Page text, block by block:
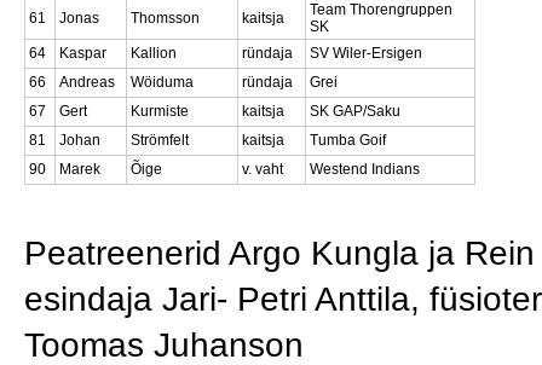
61 Jonas Thomsson kaitsja
Team Thorengruppen
SK
64
Kaspar Kallion ründaja
SV Wiler-Ersigen
66
Andreas Wöiduma ründaja
Grei
67
Gert Kurmiste kaitsja
SK GAP/Saku
81
Johan Strömfelt kaitsja
Tumba Goif
90
Marek Õige v. vaht Westend Indians
Peatreenerid Argo Kungla ja
esindaja Jari- Petri Anttila,
Toomas Juhanson